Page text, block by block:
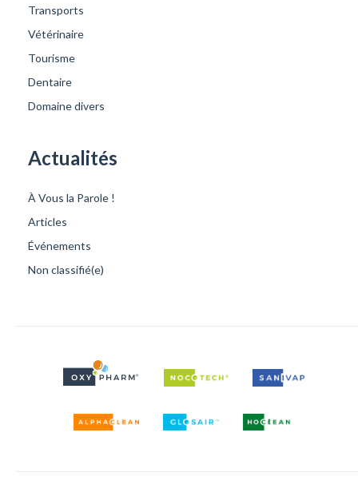
Transports
Vétérinaire
Tourisme
Dentaire
Domaine divers
Actualités
À Vous la Parole !
Articles
Événements
Non classifié(e)